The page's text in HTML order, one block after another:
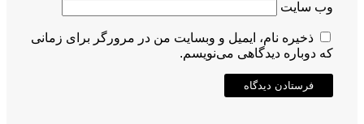
وب‌ سایت
ذخیره نام، ایمیل و وبسایت من در مرورگر برای زمانی
که دوباره دیدگاهی می‌نویسم.